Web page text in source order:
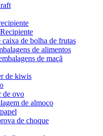
de bolha de frutas
de alimentos
de maçã
de kiwis
de ovo
de almoço
de choque